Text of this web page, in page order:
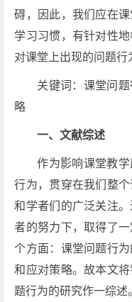
碍，因此，我们应在
学习习惯，有针对性
对课堂上出现的问题行
关键词：课堂问
略
一、文献综述
作为影响课堂教
行为，贯穿在我们整
和学者们的广泛关注
者的努力下，取得了
个方面：课堂问题行
和应对策略。故本文
题行为的研究作一综述